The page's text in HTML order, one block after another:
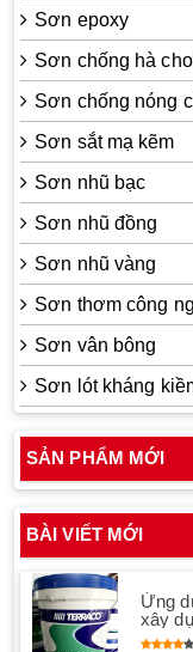
Sơn epoxy
Sơn chống hà
Sơn chống nóng
Sơn sắt mạ kẽm
Sơn nhũ bạc
Sơn nhũ đồng
Sơn nhũ vàng
Sơn thơm công
Sơn vân bông
Sơn lót kháng
SẢN PHẨM MỚI
BÀI VIẾT MỚI
Ứng
xây